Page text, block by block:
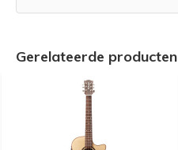
Gerelateerde producten